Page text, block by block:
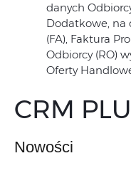
danych
Dodatkowe, na
(FA), Faktura
Odbiorcy (RO)
Oferty
CRM
Nowości